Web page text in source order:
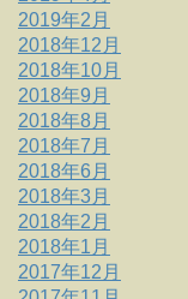
2019年2月
2018年12月
2018年10月
2018年9月
2018年8月
2018年7月
2018年6月
2018年3月
2018年2月
2018年1月
2017年12月